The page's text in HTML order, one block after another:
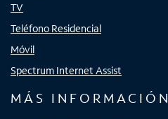
TV
Teléfono Residencial
Móvil
Spectrum Internet Assist
MÁS INFORMACIÓN